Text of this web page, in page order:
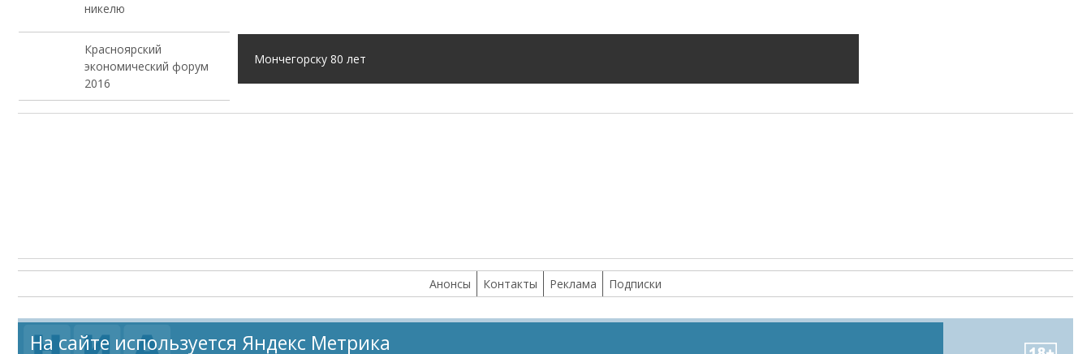
никелю
Красноярский
экономический форум
2016
Мончегорску 80 лет
Анонсы Контакты Реклама Подписки
На сайте используется Яндекс Метрика